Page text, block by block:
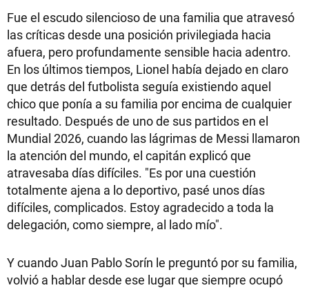
Fue el escudo silencioso de una familia que atravesó
las críticas desde una posición privilegiada hacia
afuera, pero profundamente sensible hacia adentro.
En los últimos tiempos, Lionel había dejado en claro
que detrás del futbolista seguía existiendo aquel
chico que ponía a su familia por encima de cualquier
resultado. Después de uno de sus partidos en el
Mundial 2026, cuando las lágrimas de Messi llamaron
la atención del mundo, el capitán explicó que
atravesaba días difíciles. "Es por una cuestión
totalmente ajena a lo deportivo, pasé unos días
difíciles, complicados. Estoy agradecido a toda la
delegación, como siempre, al lado mío".
Y cuando Juan Pablo Sorín le preguntó por su familia,
volvió a hablar desde ese lugar que siempre ocupó